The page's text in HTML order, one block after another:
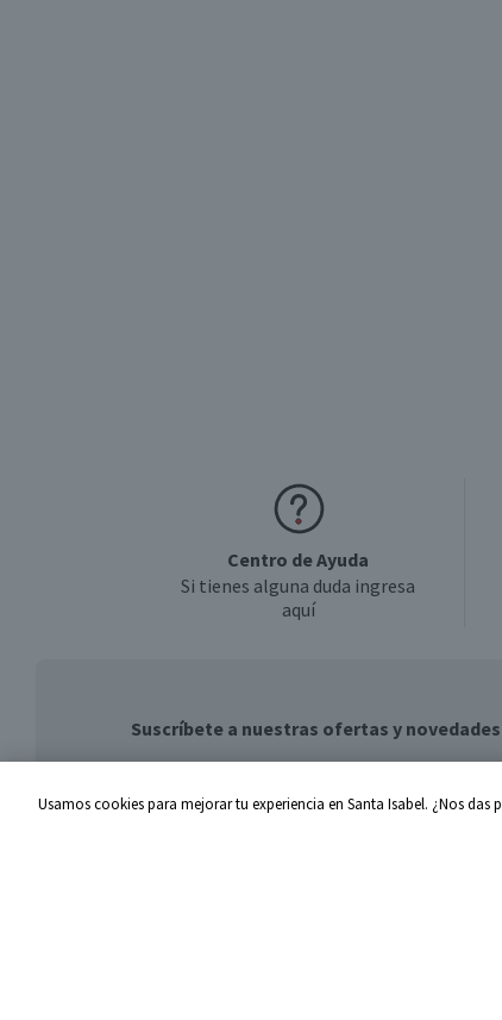
Centro de Ayuda
Si tienes alguna duda ingresa
aquí
Suscríbete a nuestras ofertas y novedades
Usamos cookies para mejorar tu experiencia en Santa Isabel. ¿Nos